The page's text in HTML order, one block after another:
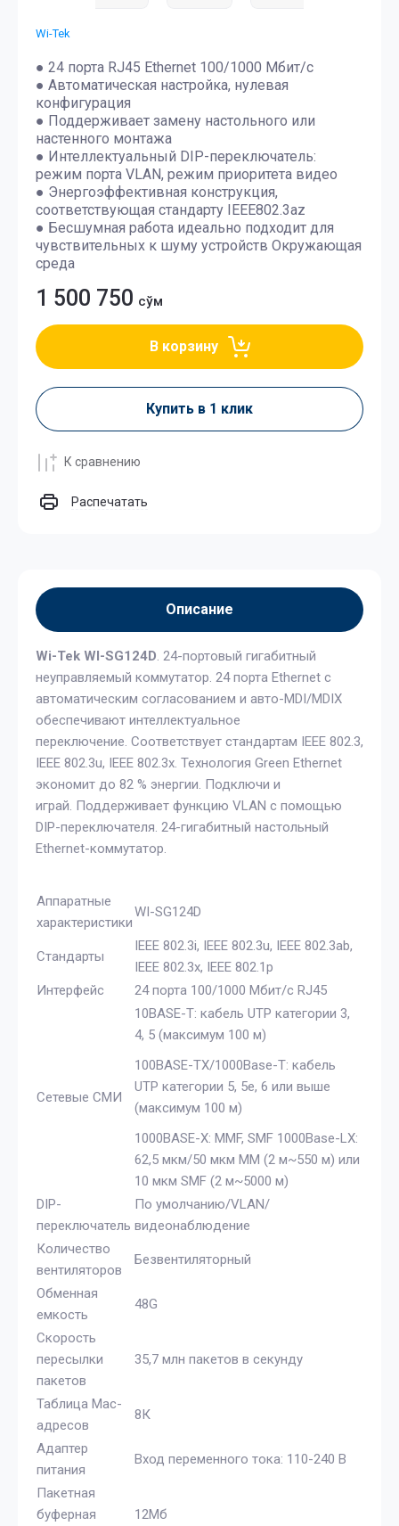
Wi-Tek
● 24 порта RJ45 Ethernet 100/1000 Мбит/с
● Автоматическая настройка, нулевая
конфигурация
● Поддерживает замену настольного или
настенного монтажа
● Интеллектуальный DIP-переключатель:
режим порта VLAN, режим приоритета видео
● Энергоэффективная конструкция,
соответствующая стандарту IEEE802.3az
● Бесшумная работа идеально подходит для
чувствительных к шуму устройств Окружающая
среда
1 500 750 сўм
В корзину
Купить в 1 клик
К сравнению
Распечатать
Описание
Wi-Tek WI-SG124D . 24-портовый гигабитный
неуправляемый коммутатор. 24 порта Ethernet с
автоматическим согласованием и авто-MDI/MDIX
обеспечивают интеллектуальное
переключение. Соответствует стандартам IEEE 802.3,
IEEE 802.3u, IEEE 802.3x. Технология Green Ethernet
экономит до 82 % энергии. Подключи и
играй. Поддерживает функцию VLAN с помощью
DIP-переключателя. 24-гигабитный настольный
Ethernet-коммутатор.
Аппаратные
характеристики
WI-SG124D
Стандарты
IEEE 802.3i, IEEE 802.3u, IEEE 802.3ab,
IEEE 802.3x, IEEE 802.1p
Интерфейс
24 порта 100/1000 Мбит/с RJ45
Сетевые СМИ
10BASE-T: кабель UTP категории 3,
4, 5 (максимум 100 м)
100BASE-TX/1000Base-T: кабель
UTP категории 5, 5e, 6 или выше
(максимум 100 м)
1000BASE-X: MMF, SMF 1000Base-LX:
62,5 мкм/50 мкм MM (2 м~550 м) или
10 мкм SMF (2 м~5000 м)
DIP-
переключатель
По умолчанию/VLAN/
видеонаблюдение
Количество
вентиляторов
Безвентиляторный
Обменная
емкость
48G
Скорость
пересылки
пакетов
35,7 млн ​​пакетов в секунду
Таблица Mac-
адресов
8К
Адаптер
питания
Вход переменного тока: 110-240 В
Пакетная
буферная
12Мб